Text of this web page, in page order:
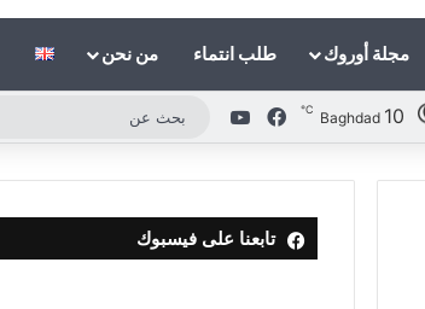
مجلة أوروك طلب انتماء من نحن
Baghdad 10
℃ فيسبوك‫YouTube
تابعنا على فيسبوك